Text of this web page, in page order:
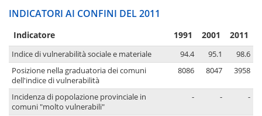
INDICATORI AI CONFINI DEL 2011
Indicatore 1991 2001 2011
Indice di vulnerabilità sociale e materiale 94.4 95.1
98.6
Posizione nella graduatoria dei comuni
dell'indice di vulnerabilità
8086 8047 3958
Incidenza di popolazione provinciale in
comuni "molto vulnerabili"
- - -